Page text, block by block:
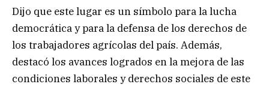
Dijo que este lugar es un símbolo para la lucha
democrática y para la defensa de los derechos de
los trabajadores agrícolas del país. Además,
destacó los avances logrados en la mejora de las
condiciones laborales y derechos sociales de este